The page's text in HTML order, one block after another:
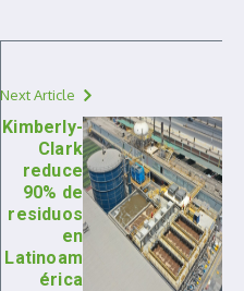
Next Article
Kimberly-
Clark
reduce
90% de
residuos
en
Latinoam
érica